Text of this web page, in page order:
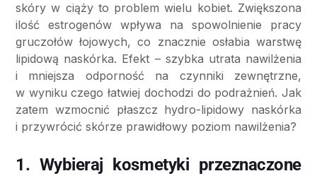
skóry w ciąży to problem wielu kobiet. Zwiększona
ilość estrogenów wpływa na spowolnienie pracy
gruczołów łojowych, co znacznie osłabia warstwę
lipidową naskórka. Efekt – szybka utrata nawilżenia
i mniejsza odporność na czynniki zewnętrzne,
w wyniku czego łatwiej dochodzi do podrażnień. Jak
zatem wzmocnić płaszcz hydro-lipidowy naskórka
i przywrócić skórze prawidłowy poziom nawilżenia?
1. Wybieraj kosmetyki przeznaczone